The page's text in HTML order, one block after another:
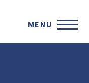
MENU